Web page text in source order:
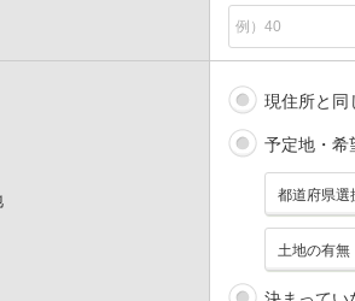
現住所と同
予定地・希